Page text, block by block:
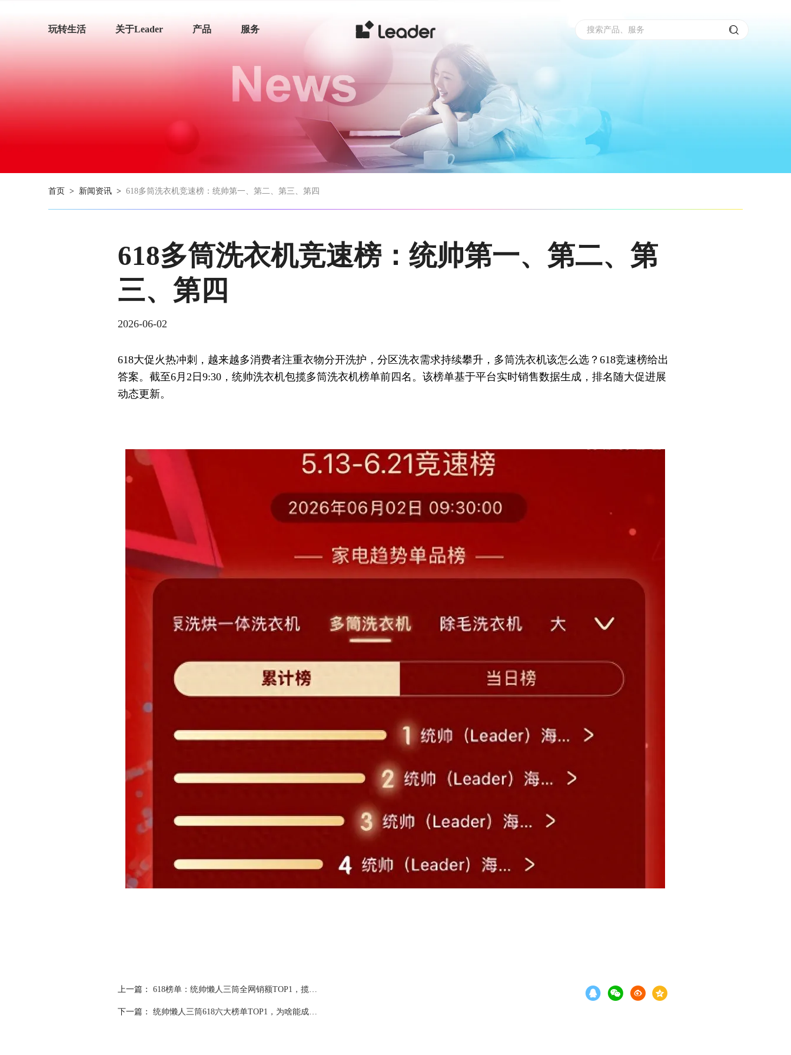
搜索产品、服务
玩转生活 关于Leader 产品 服务
首页> 新闻资讯> 618多筒洗衣机竞速榜：统帅第一、第二、第三、第四
618多筒洗衣机竞速榜：统帅第一、第二、第
三、第四
2026-06-02
618大促火热冲刺，越来越多消费者注重衣物分开洗护，分区洗衣需求持续攀升，多筒洗衣机该怎么选？618竞速榜给出
答案。截至6月2日9:30，统帅洗衣机包揽多筒洗衣机榜单前四名。该榜单基于平台实时销售数据生成，排名随大促进展
动态更新。
上一篇： 618榜单：统帅懒人三筒全网销额TOP1，揽多筒洗衣机榜前三
下一篇： 统帅懒人三筒618六大榜单TOP1，为啥能成为用户首选？